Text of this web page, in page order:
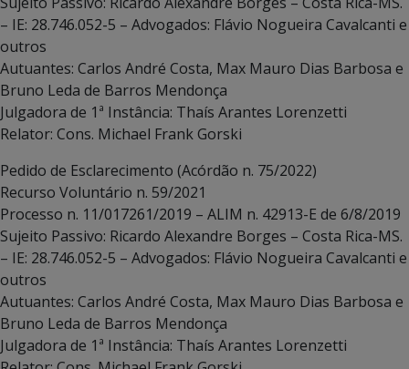
– IE: 28.746.052-5 – Advogados: Flávio Nogueira Cavalcanti e
outros
Autuantes: Carlos André Costa, Max Mauro Dias Barbosa e
Bruno Leda de Barros Mendonça
Julgadora de 1ª Instância: Thaís Arantes Lorenzetti
Relator: Cons. Michael Frank Gorski
Pedido de Esclarecimento (Acórdão n. 75/2022)
Recurso Voluntário n. 59/2021
Processo n. 11/017261/2019 – ALIM n. 42913-E de 6/8/2019
Sujeito Passivo: Ricardo Alexandre Borges – Costa Rica-MS.
– IE: 28.746.052-5 – Advogados: Flávio Nogueira Cavalcanti e
outros
Autuantes: Carlos André Costa, Max Mauro Dias Barbosa e
Bruno Leda de Barros Mendonça
Julgadora de 1ª Instância: Thaís Arantes Lorenzetti